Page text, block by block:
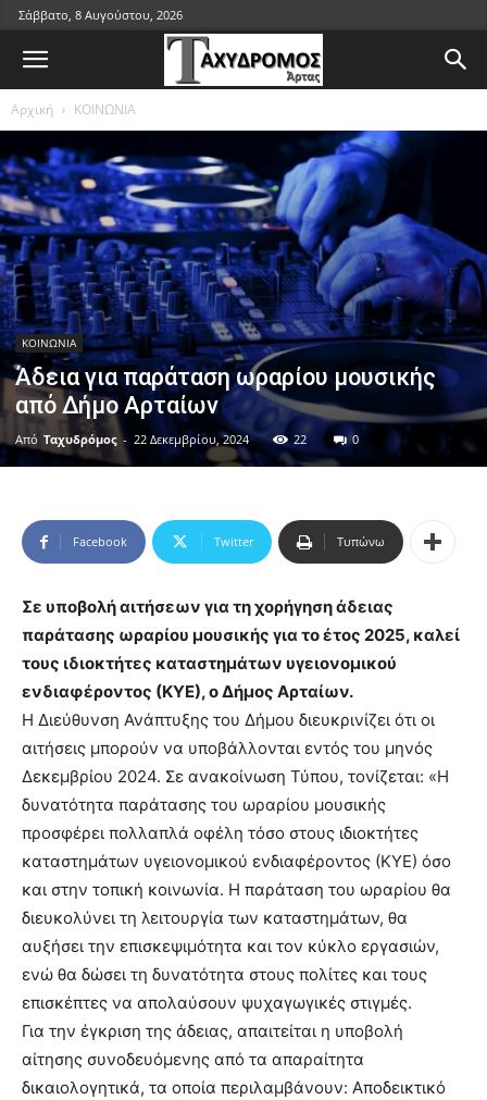
Σάββατο, 8 Αυγούστου, 2026
Αρχική ΚΟΙΝΩΝΙΑ
ΚΟΙΝΩΝΙΑ
Άδεια για παράταση ωραρίου μουσικής
από Δήμο Αρταίων
Από Ταχυδρόμος - 22 Δεκεμβρίου, 2024 22 0
Facebook Twitter Τυπώνω
Σε υποβολή αιτήσεων για τη χορήγηση άδειας
παράτασης ωραρίου μουσικής για το έτος 2025, καλεί
τους ιδιοκτήτες καταστημάτων υγειονομικού
ενδιαφέροντος (ΚΥΕ), ο Δήμος Αρταίων.
Η Διεύθυνση Ανάπτυξης του Δήμου διευκρινίζει ότι οι
αιτήσεις μπορούν να υποβάλλονται εντός του μηνός
Δεκεμβρίου 2024. Σε ανακοίνωση Τύπου, τονίζεται: «Η
δυνατότητα παράτασης του ωραρίου μουσικής
προσφέρει πολλαπλά οφέλη τόσο στους ιδιοκτήτες
καταστημάτων υγειονομικού ενδιαφέροντος (ΚΥΕ) όσο
και στην τοπική κοινωνία. Η παράταση του ωραρίου θα
διευκολύνει τη λειτουργία των καταστημάτων, θα
αυξήσει την επισκεψιμότητα και τον κύκλο εργασιών,
ενώ θα δώσει τη δυνατότητα στους πολίτες και τους
επισκέπτες να απολαύσουν ψυχαγωγικές στιγμές.
Για την έγκριση της άδειας, απαιτείται η υποβολή
αίτησης συνοδευόμενης από τα απαραίτητα
δικαιολογητικά, τα οποία περιλαμβάνουν: Αποδεικτικό